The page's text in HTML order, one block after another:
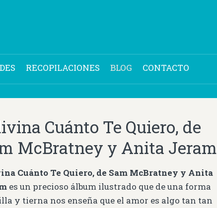
RECOPILACIONES BLOG CONTACTO
Cuánto Te Quiero, de
McBratney y Anita Jeram
Cuánto Te Quiero, de Sam McBratney y Anita
es un precioso álbum ilustrado que de una forma
y tierna nos enseña que el amor es algo tan tan